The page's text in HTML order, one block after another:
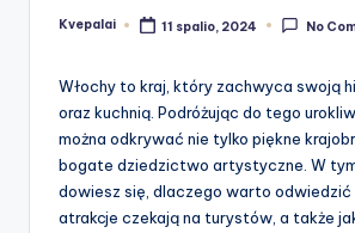
Posted
Kvepalai 11 spalio, 2024 No
Włochy to kraj, który zachwyca swoją
oraz kuchnią. Podróżując do tego
można odkrywać nie tylko piękne
bogate dziedzictwo artystyczne. W
dowiesz się, dlaczego warto odwiedzić
atrakcje czekają na turystów, a także